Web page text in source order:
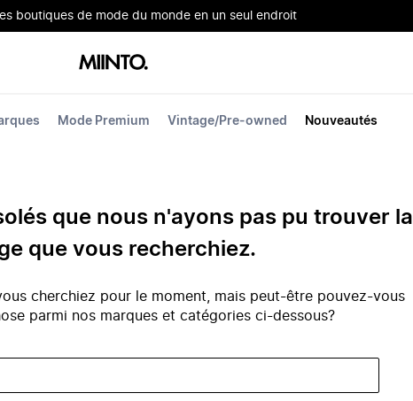
boutiques de mode du monde en un seul endroit
Mode Premium Vintage/Pre-owned Nouveautés
que nous n'ayons pas pu trouver la
que vous recherchiez.
cherchiez pour le moment, mais peut-être pouvez-vous
parmi nos marques et catégories ci-dessous?